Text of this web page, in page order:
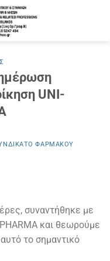
UNI-
ΦΑΡΜΆΚΟΥ
συναντήθηκε με
PHARMA και θεωρούμε
το σημαντικό